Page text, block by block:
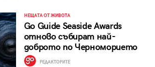
НЕЩАТА ОТ ЖИВОТА
Go Guide Seaside Awards
отново събират най-
доброто по Черноморието
РЕДАКТОРИТЕ